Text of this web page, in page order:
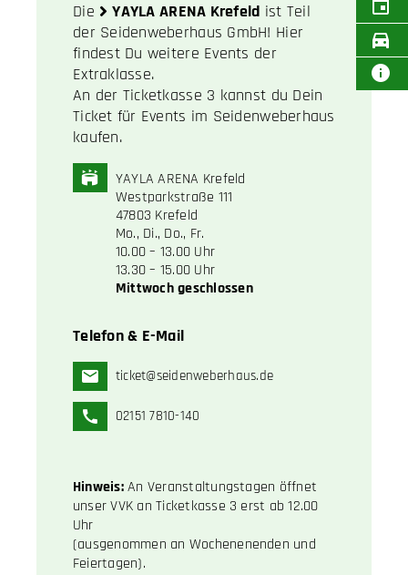
Die
YAYLA ARENA Krefeld ist Teil
der Seidenweberhaus GmbH! Hier
findest Du weitere Events der
Extraklasse.
An der Ticketkasse 3 kannst du Dein
Ticket für Events im Seidenweberhaus
kaufen.
YAYLA ARENA Krefeld
Westparkstraße 111
47803 Krefeld
Mo., Di., Do., Fr.
10.00 – 13.00 Uhr
13.30 – 15.00 Uhr
Mittwoch geschlossen
Telefon & E-Mail
ticket@seidenweberhaus.de
02151 7810-140
Hinweis:An Veranstaltungstagen öffnet
unser VVK an Ticketkasse 3 erst ab 12.00
Uhr
(ausgenommen an Wochenenenden und
Feiertagen).